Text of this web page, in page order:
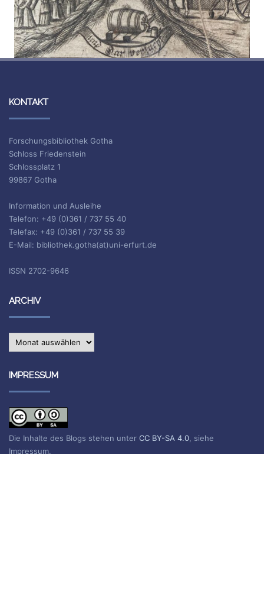
KONTAKT
Forschungsbibliothek Gotha
Schloss Friedenstein
Schlossplatz 1
99867 Gotha
Information und Ausleihe
Telefon: +49 (0)361 / 737 55 40
Telefax: +49 (0)361 / 737 55 39
E-Mail: bibliothek.gotha(at)uni-erfurt.de
ISSN 2702-9646
ARCHIV
Archiv
IMPRESSUM
Die Inhalte des Blogs stehen unter CC BY-SA 4.0, siehe
Impressum.